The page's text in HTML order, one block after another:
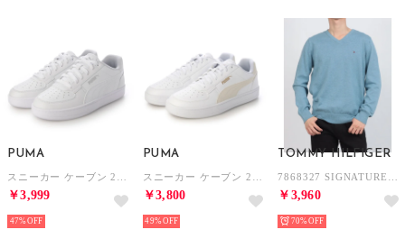
PUMA
￥3,999
47%
PUMA
￥3,800
49%
TOMMY HILFIGER
￥3,960
70%